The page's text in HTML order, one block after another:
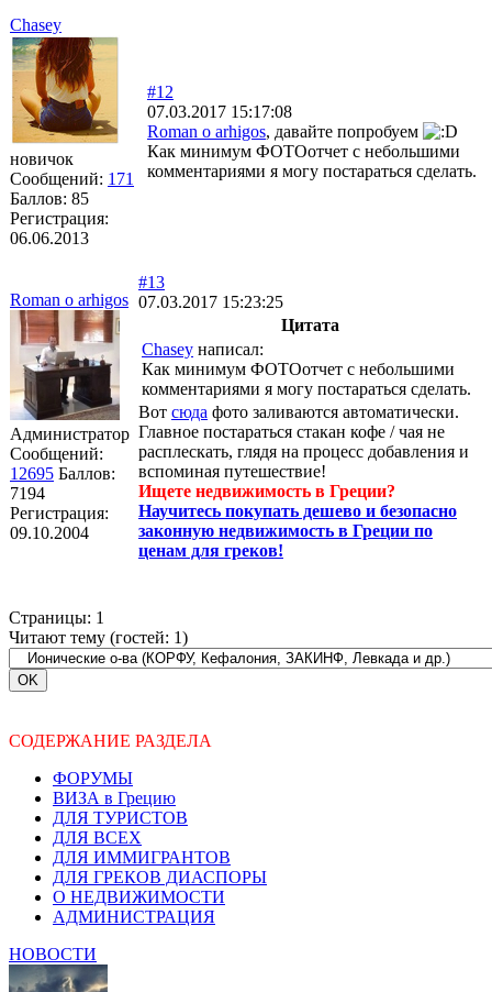
Chasey
новичок
Сообщений: 171
Баллов: 85
Регистрация:
06.06.2013
#12
07.03.2017 15:17:08
Roman o arhigos, давайте попробуем
Как минимум ФОТОотчет с небольшими
комментариями я могу постараться сделать.
Roman o arhigos
Администратор
Сообщений:
12695 Баллов:
7194
Регистрация:
09.10.2004
#13
07.03.2017 15:23:25
Цитата
Chasey написал:
Как минимум ФОТОотчет с небольшими
комментариями я могу постараться сделать.
Вот сюда фото заливаются автоматически.
Главное постараться стакан кофе / чая не
расплескать, глядя на процесс добавления и
вспоминая путешествие!
Ищете недвижимость в Греции?
Научитесь покупать дешево и безопасно
законную недвижимость в Греции по
ценам для греков!
Страницы: 1
Читают тему (гостей: 1)
СОДЕРЖАНИЕ РАЗДЕЛА
ФОРУМЫ
ВИЗА в Грецию
ДЛЯ ТУРИСТОВ
ДЛЯ ВСЕХ
ДЛЯ ИММИГРАНТОВ
ДЛЯ ГРЕКОВ ДИАСПОРЫ
О НЕДВИЖИМОСТИ
АДМИНИСТРАЦИЯ
НОВОСТИ